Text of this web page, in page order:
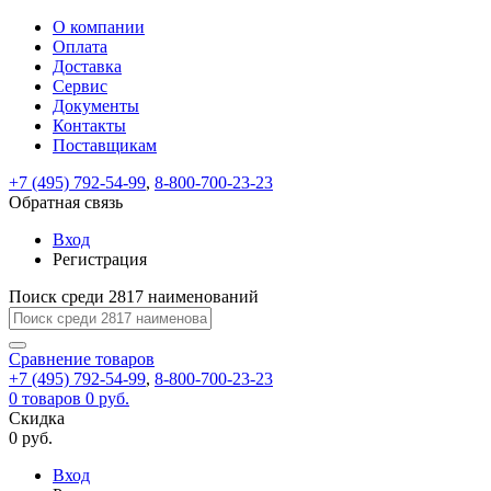
ВходРегистрация
Только
test@example.com
отправлена
по
ней
для
регистрации.
Ок
Только
Запомнить
меня
Забыли
Восстановление
пароля
Заполните
форму.
Мы
отправим
ссылку
на
указанный
электронный
адрес,
перейдя
по
которой
вы
новый
На
вашу
test@test.ru
отправлена
ссылка.
Перейдите
по
для
смены
пароля.
Введите
новый
пароль
Сменить
Пароль
успешно
Войти
Обратная
связь
Сообщение
пользовательского
соглашения
Ваше
сообщение
успешно
О компании
Оплата
Доставка
Сервис
Документы
Контакты
Поставщикам
+7 (495) 792-54-99, 8-800-700-23-23
Обратная связь
Вход
Регистрация
Поиск среди 2817 наименований
Сравнение товаров
+7 (495) 792-54-99, 8-800-700-23-23
0 товаров 0 руб.
Скидка
0 руб.
Вход